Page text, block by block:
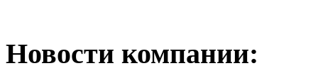
Новости компании: